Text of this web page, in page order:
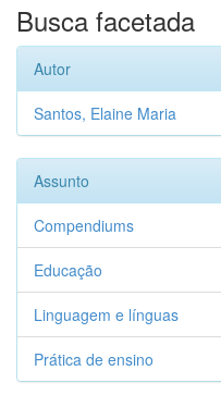
Busca facetada
Autor
Santos, Elaine Maria
Assunto
Compendiums
Educação
Linguagem e línguas
Prática de ensino